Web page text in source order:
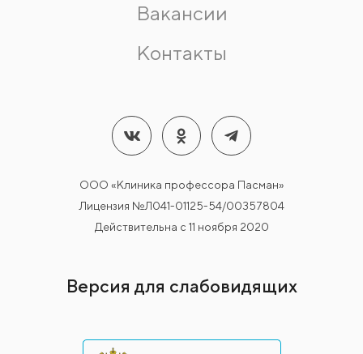
Вакансии
Контакты
ООО «Клиника профессора Пасман»
Лицензия №Л041-01125-54/00357804
Действительна с 11 ноября 2020
Версия для слабовидящих